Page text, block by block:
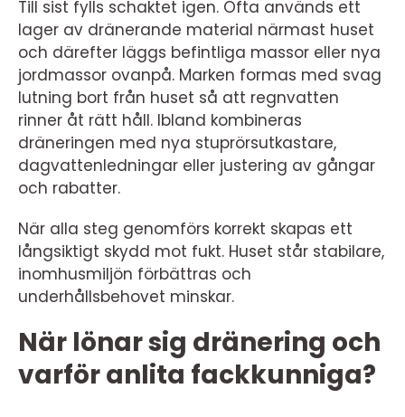
Till sist fylls schaktet igen. Ofta används ett
lager av dränerande material närmast huset
och därefter läggs befintliga massor eller nya
jordmassor ovanpå. Marken formas med svag
lutning bort från huset så att regnvatten
rinner åt rätt håll. Ibland kombineras
dräneringen med nya stuprörsutkastare,
dagvattenledningar eller justering av gångar
och rabatter.
När alla steg genomförs korrekt skapas ett
långsiktigt skydd mot fukt. Huset står stabilare,
inomhusmiljön förbättras och
underhållsbehovet minskar.
När lönar sig dränering och
varför anlita fackkunniga?